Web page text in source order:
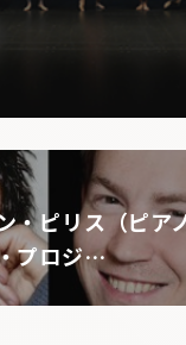
・ピリス（ピア
プロジ…